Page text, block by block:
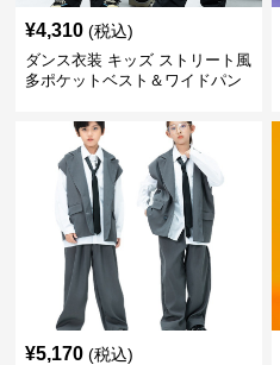
¥4,310 (税込)
ダンス衣装 キッズ ストリート風
多ポケットベスト＆ワイドパン
¥5,170 (税込)